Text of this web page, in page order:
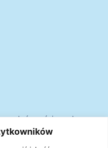
równościowych